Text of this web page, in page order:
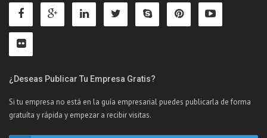
¿Deseas Publicar Tu Empresa Gratis?
Si tu empresa no está en la guía empresarial puedes publicarla de forma
gratuíta y rápida y empezar a recibir visitas.